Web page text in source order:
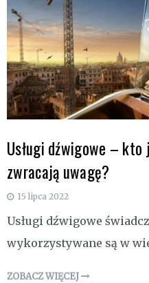
Usługi dźwigowe –
zwracają uwagę?
15 lipca 2022
Usługi dźwigowe
wykorzystywane są w
ZOBACZ WIĘCEJ